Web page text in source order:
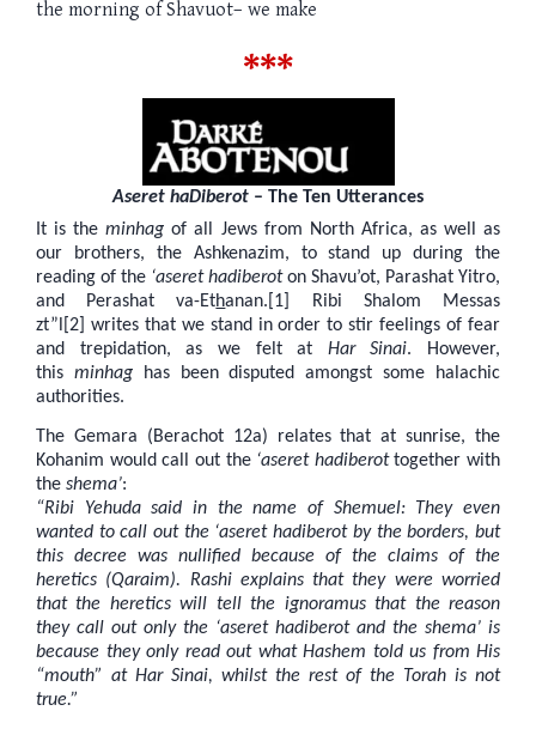
the morning ofShavuot– we make
***
Aseret haDiberot – The Ten Utterances
It is theminhag of all Jews from North Africa, as well as
our brothers, the Ashkenazim, to stand up during the
reading of the ‘aseret hadiberoton Shavu’ot, Parashat Yitro,
and Perashat va-Ethanan.[1] Ribi Shalom Messas
zt”l[2] writes that we stand in order to stir feelings of fear
and trepidation, as we felt at Har Sinai. However,
this minhaghas been disputed amongst some halachic
authorities.
The Gemara (Berachot 12a) relates that at sunrise, the
Kohanim would call out the ‘aseret hadiberottogether with
the shema’:
“Ribi Yehuda said in the name of Shemuel: They even
wanted to call out the ‘aseret hadiberot by the borders, but
this decree was nullified because of the claims of the
heretics (Qaraim). Rashi explains that they were worried
that the heretics will tell the ignoramus that the reason
they call out only the ‘aseret hadiberot and the shema’ is
because they only read out what Hashem told us from His
“mouth” at Har Sinai, whilst the rest of the Torah is not
true.”